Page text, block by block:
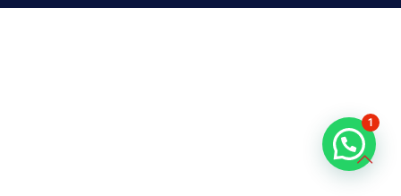
1